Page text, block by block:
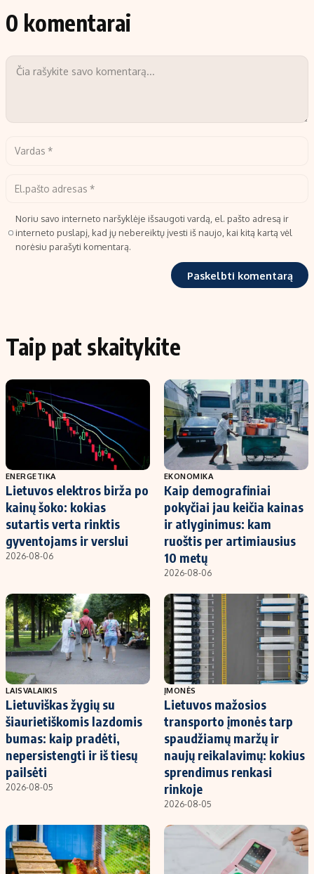
0 komentarai
Noriu savo interneto naršyklėje išsaugoti vardą, el. pašto adresą ir
interneto puslapį, kad jų nebereiktų įvesti iš naujo, kai kitą kartą vėl
norėsiu parašyti komentarą.
Taip pat skaitykite
ENERGETIKA
Lietuvos elektros birža po
kainų šoko: kokias
sutartis verta rinktis
gyventojams ir verslui
2026-08-06
EKONOMIKA
Kaip demografiniai
pokyčiai jau keičia kainas
ir atlyginimus: kam
ruoštis per artimiausius
10 metų
2026-08-06
LAISVALAIKIS
Lietuviškas žygių su
šiaurietiškomis lazdomis
bumas: kaip pradėti,
nepersistengti ir iš tiesų
pailsėti
2026-08-05
ĮMONĖS
Lietuvos mažosios
transporto įmonės tarp
spaudžiamų maržų ir
naujų reikalavimų: kokius
sprendimus renkasi
rinkoje
2026-08-05